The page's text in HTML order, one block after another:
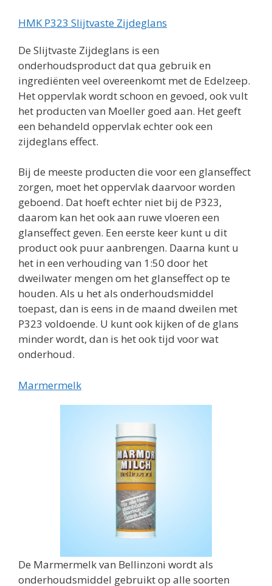
HMK P323 Slijtvaste Zijdeglans
De Slijtvaste Zijdeglans is een
onderhoudsproduct dat qua gebruik en
ingrediënten veel overeenkomt met de Edelzeep.
Het oppervlak wordt schoon en gevoed, ook vult
het producten van Moeller goed aan. Het geeft
een behandeld oppervlak echter ook een
zijdeglans effect.
Bij de meeste producten die voor een glanseffect
zorgen, moet het oppervlak daarvoor worden
geboend. Dat hoeft echter niet bij de P323,
daarom kan het ook aan ruwe vloeren een
glanseffect geven. Een eerste keer kunt u dit
product ook puur aanbrengen. Daarna kunt u
het in een verhouding van 1:50 door het
dweilwater mengen om het glanseffect op te
houden. Als u het als onderhoudsmiddel
toepast, dan is eens in de maand dweilen met
P323 voldoende. U kunt ook kijken of de glans
minder wordt, dan is het ook tijd voor wat
onderhoud.
Marmermelk
De Marmermelk van Bellinzoni wordt als
onderhoudsmiddel gebruikt op alle soorten